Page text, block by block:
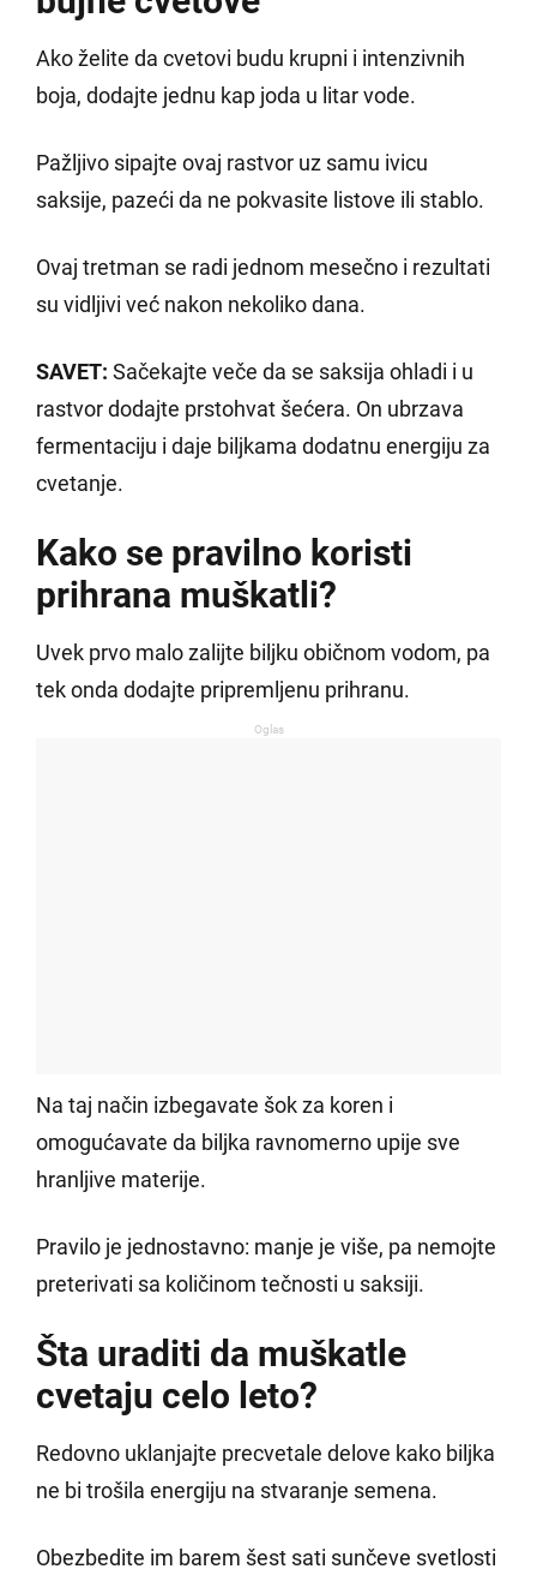
Ako želite da cvetovi budu krupni i intenzivnih
boja, dodajte jednu kap joda u litar vode.
Pažljivo sipajte ovaj rastvor uz samu ivicu
saksije, pazeći da ne pokvasite listove ili stablo.
Ovaj tretman se radi jednom mesečno i rezultati
su vidljivi već nakon nekoliko dana.
SAVET: Sačekajte veče da se saksija ohladi i u
rastvor dodajte prstohvat šećera. On ubrzava
fermentaciju i daje biljkama dodatnu energiju za
cvetanje.
Kako se pravilno koristi
prihrana muškatli?
Uvek prvo malo zalijte biljku običnom vodom, pa
tek onda dodajte pripremljenu prihranu.
Oglas
Na taj način izbegavate šok za koren i
omogućavate da biljka ravnomerno upije sve
hranljive materije.
Pravilo je jednostavno: manje je više, pa nemojte
preterivati sa količinom tečnosti u saksiji.
Šta uraditi da muškatle
cvetaju celo leto?
Redovno uklanjajte precvetale delove kako biljka
ne bi trošila energiju na stvaranje semena.
Obezbedite im barem šest sati sunčeve svetlosti